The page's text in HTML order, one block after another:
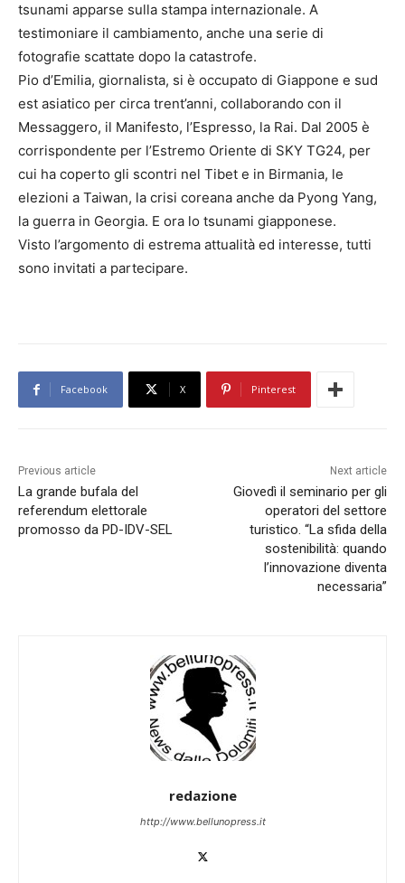
tsunami apparse sulla stampa internazionale. A
testimoniare il cambiamento, anche una serie di
fotografie scattate dopo la catastrofe.
Pio d’Emilia, giornalista, si è occupato di Giappone e sud
est asiatico per circa trent’anni, collaborando con il
Messaggero, il Manifesto, l’Espresso, la Rai. Dal 2005 è
corrispondente per l’Estremo Oriente di SKY TG24, per
cui ha coperto gli scontri nel Tibet e in Birmania, le
elezioni a Taiwan, la crisi coreana anche da Pyong Yang,
la guerra in Georgia. E ora lo tsunami giapponese.
Visto l’argomento di estrema attualità ed interesse, tutti
sono invitati a partecipare.
Facebook X Pinterest
Previous article
La grande bufala del
referendum elettorale
promosso da PD-IDV-SEL
Next article
Giovedì il seminario per gli
operatori del settore
turistico. “La sfida della
sostenibilità: quando
l’innovazione diventa
necessaria”
redazione
http://www.bellunopress.it